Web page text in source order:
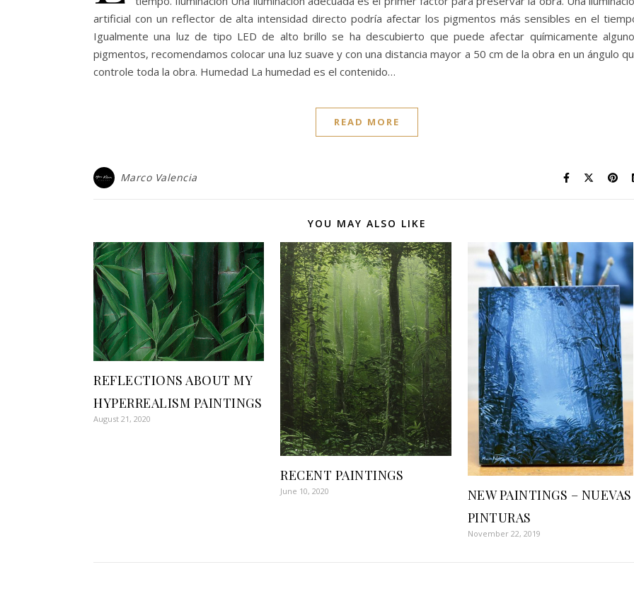
artificial con un reflector de alta intensidad directo podría afectar los pigmentos más sensibles en el
Igualmente una luz de tipo LED de alto brillo se ha descubierto que puede afectar químicamente
pigmentos, recomendamos colocar una luz suave y con una distancia mayor a 50 cm de la obra en un ángulo
controle toda la obra. Humedad La humedad es el contenido…
READ MORE
Marco Valencia
YOU MAY ALSO LIKE
REFLECTIONS ABOUT MY
HYPERREALISM PAINTINGS
August 21, 2020
RECENT PAINTINGS
June 10, 2020
NEW PAINTINGS – NUEVAS
PINTURAS
November 22, 2019